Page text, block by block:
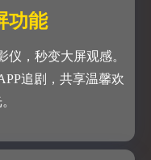
功能
，秒变大屏观感。
追剧，共享温馨欢